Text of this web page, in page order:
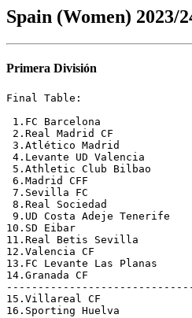
Spain (Women) 2023/
Primera División
Final Table:
1.FC Barcelona
2.Real Madrid CF
3.Atlético Madrid
4.Levante UD Valencia
5.Athletic Club Bilbao
6.Madrid CFF
7.Sevilla FC
8.Real Sociedad
9.UD Costa Adeje Tenerife
10.SD Eibar
11.Real Betis Sevilla
12.Valencia CF
13.FC Levante Las Planas
14.Granada CF
15.Villareal CF
16.Sporting Huelva